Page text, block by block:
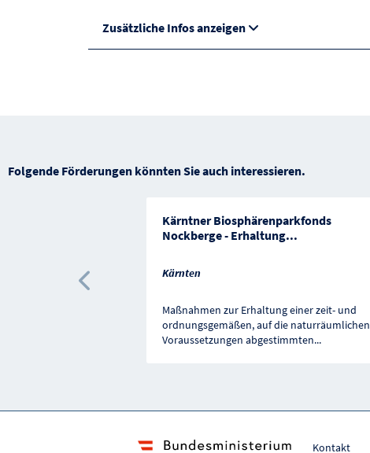
Zusätzliche Infos anzeigen
Folgende Förderungen könnten Sie auch interessieren.
Kärntner Biosphärenparkfonds
Nockberge - Erhaltung...
Kärnten
Maßnahmen zur Erhaltung einer zeit- und
ordnungsgemäßen, auf die naturräumlichen
Voraussetzungen abgestimmten...
Vorherige Förderung
Kontakt